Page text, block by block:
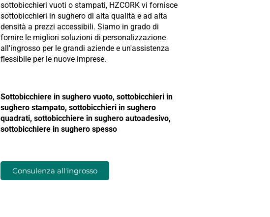
sottobicchieri vuoti o stampati, HZCORK vi fornisce
sottobicchieri in sughero di alta qualità e ad alta
densità a prezzi accessibili. Siamo in grado di
fornire le migliori soluzioni di personalizzazione
all'ingrosso per le grandi aziende e un'assistenza
flessibile per le nuove imprese.
Sottobicchiere in sughero vuoto, sottobicchieri in
sughero stampato, sottobicchieri in sughero
quadrati, sottobicchiere in sughero autoadesivo,
sottobicchiere in sughero spesso
Consulenza all'ingrosso